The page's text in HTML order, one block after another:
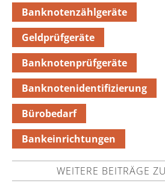
Banknotenzählgeräte
Geldprüfgeräte
Banknotenprüfgeräte
Banknotenidentifizierung
Bürobedarf
Bankeinrichtungen
WEITERE BEITRÄGE